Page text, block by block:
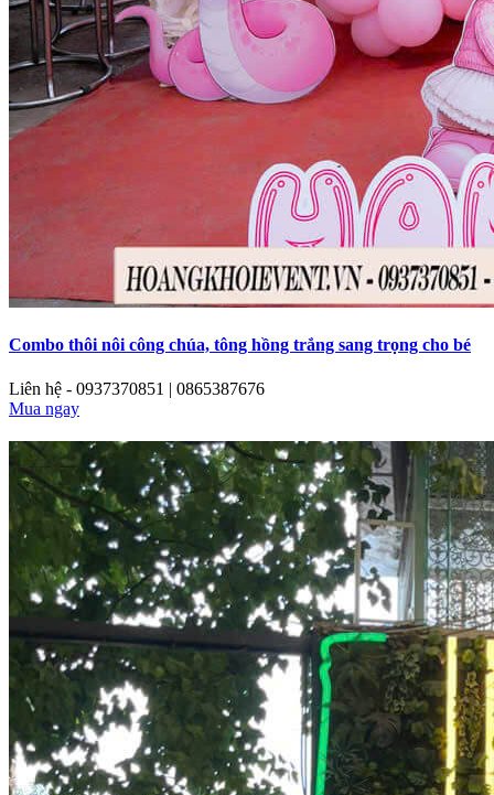
Combo thôi nôi công chúa, tông hồng trắng sang trọng cho bé
Liên hệ - 0937370851 | 0865387676
Mua ngay